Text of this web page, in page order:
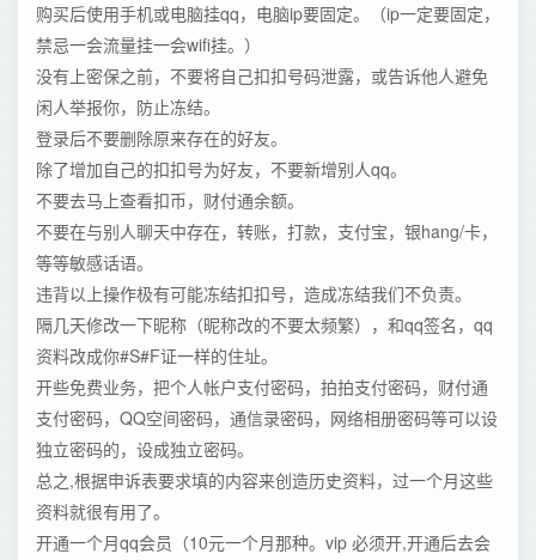
购买后使用手机或电脑挂qq，电脑ip要固定。（ip一定要固定，
禁忌一会流量挂一会wifi挂。）
没有上密保之前，不要将自己扣扣号码泄露，或告诉他人避免
闲人举报你，防止冻结。
登录后不要删除原来存在的好友。
除了增加自己的扣扣号为好友，不要新增别人qq。
不要去马上查看扣币，财付通余额。
不要在与别人聊天中存在，转账，打款，支付宝，银hang/卡，
等等敏感话语。
违背以上操作极有可能冻结扣扣号，造成冻结我们不负责。
隔几天修改一下昵称（昵称改的不要太频繁），和qq签名，qq
资料改成你#S#F证一样的住址。
开些免费业务，把个人帐户支付密码，拍拍支付密码，财付通
支付密码，QQ空间密码，通信录密码，网络相册密码等可以设
独立密码的，设成独立密码。
总之,根据申诉表要求填的内容来创造历史资料，过一个月这些
资料就很有用了。
开通一个月qq会员（10元一个月那种。vip 必须开,开通后去会